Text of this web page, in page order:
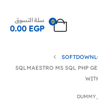
0 سلة التسوق
0.00 EGP
SQLMAESTRO MS SQL PHP